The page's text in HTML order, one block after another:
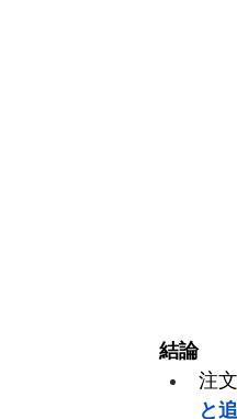
結論
注
と